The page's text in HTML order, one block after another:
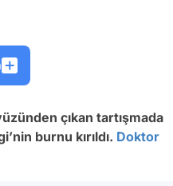
çıkan tartışmada
burnu kırıldı. Doktor